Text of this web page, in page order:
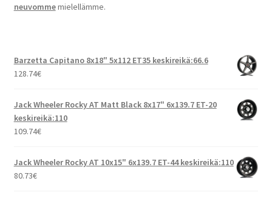
neuvommemielellämme.
Barzetta Capitano 8x18" 5x112 ET35 keskireikä:66.6
128.74€
Jack Wheeler Rocky AT Matt Black 8x17" 6x139.7 ET-20
keskireikä:110
109.74€
Jack Wheeler Rocky AT 10x15" 6x139.7 ET-44 keskireikä:110
80.73€